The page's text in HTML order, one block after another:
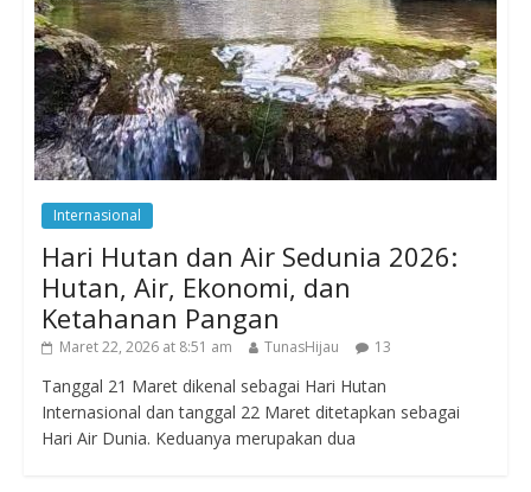
Internasional
Hari Hutan dan Air Sedunia 2026:
Hutan, Air, Ekonomi, dan
Ketahanan Pangan
Maret 22, 2026 at 8:51 am TunasHijau 13
Tanggal 21 Maret dikenal sebagai Hari Hutan
Internasional dan tanggal 22 Maret ditetapkan sebagai
Hari Air Dunia. Keduanya merupakan dua